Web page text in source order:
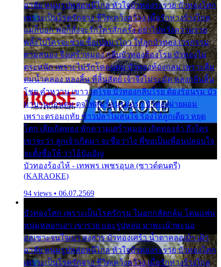
อาลัย หนุ่มรูปหล่อหนีไกล หัวใจบัวทองระรวย บัวทองโศก
เพราะเป็นโรครักจาง ชีวิตเคว้งคว้าง เมื่อรักห่างร้างไกล
แม่ก็บอก พ่อก็สั่งจะรักใครสักครั้ง อย่าไปหวังความรวย
พลั้งไปใครจะช่วย ซื้อเปลมาไกว ให้ลูกบัวทอง เวรกรรม
ตามสนอง จึงเศร้าหมอง กลีบบัวทองต้องโรย บัวทองไม่
ตระหนัก เพราะไม่รักโคลนตม บัวทองท้องกลม เพราะลืม
ตมน้ำคลอง หลงลิ้น ที่สิ้นสัตย์ เจ้าจึงไม่ระมัด หลงกลิ่นลิ้น
โชย คำหวาน เขาวาดโรย บัวทองกลีบโรย ต้องร้อนรุม บัว
มาบานก่อนตูม ดุจไฟสุมร้อนรุมอุรา บัวทองผ่ายผอม
เพราะตรอมฤทัย ข้าวปลาไม่สนใจ ร้องไห้ลูกเดียว หยุด
โศก เสียเถิดทอง พักความเศร้าหมอง เถิดทองจ๋า ถึงใคร
เขาจะว่า ลูกเจ้าเกิดมา จะชื่อว่าไง พี่ขอเป็นเพื่อนปลอบใจ
จะตั้งชื่อให้ ว่าไอ้บังเอิญ
บัวทองร้องไห้ - เทพพร เพชรอุบล (ซาวด์ดนตรี)
(KARAOKE)
94 views • 06.07.2569
บัวทองโศก เพราะเป็นโรครักรุม ในอกกลัดกลุ้ม โดนแฟน
หนุ่มหลอกเอา เขารวย และรูปหล่อ มาพะเน้าพะนอ
ออเซาะจนใจเบา สงสาร บัวทองเศร้า น้ำตาคลอเบ้า เฝ้า
อาลัย หนุ่มรูปหล่อหนีไกล หัวใจบัวทองระรวย บัวทองโศก
เพราะเป็นโรครักจาง ชีวิตเคว้งคว้าง เมื่อรักห่างร้างไกล